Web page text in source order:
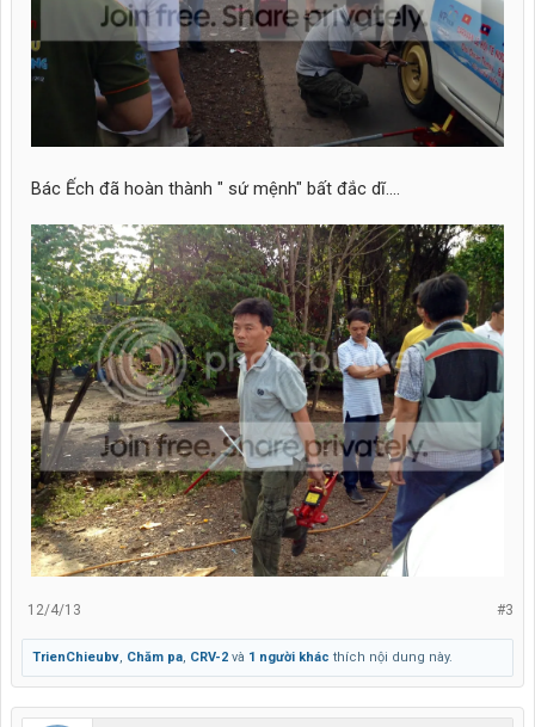
Bác Ếch đã hoàn thành " sứ mệnh" bất đắc dĩ....
#3
12/4/13
TrienChieubv, Chăm pa, CRV-2 và 1 người khác thích nội dung này.